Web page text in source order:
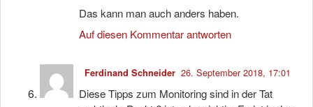
Das kann man auch anders haben.
Auf diesen Kommentar antworten
Ferdinand Schneider 26. September 2018, 17:01
Diese Tipps zum Monitoring sind in der Tat